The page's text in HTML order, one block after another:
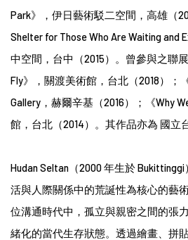
Park》，伊日藝術駁二空間，高雄（
Shelter for Those Who Are Waiting and
中空間，台中（2015）。曾參與之聯
Fly》，關渡美術館，台北（2018）；
Gallery，赫爾辛基（2016）；《Why
館，台北（2014）。其作品亦為 國立
Hudan Seltan（2000 年生於
活與人際關係中的荒誕性為核心的藝
位溝通時代中，孤立與親密之間的張
緒化的當代生存狀態。透過繪畫、拼